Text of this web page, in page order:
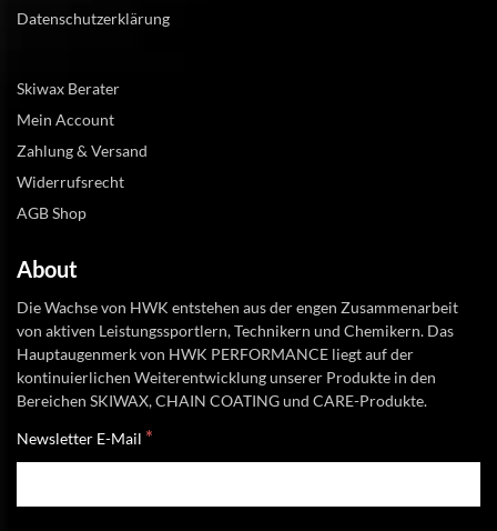
Datenschutzerklärung
Skiwax Berater
Mein Account
Zahlung & Versand
Widerrufsrecht
AGB Shop
About
Die Wachse von HWK entstehen aus der engen Zusammenarbeit
von aktiven Leistungssportlern, Technikern und Chemikern. Das
Hauptaugenmerk von HWK PERFORMANCE liegt auf der
kontinuierlichen Weiterentwicklung unserer Produkte in den
Bereichen SKIWAX, CHAIN COATING und CARE-Produkte.
Newsletter E-Mail *